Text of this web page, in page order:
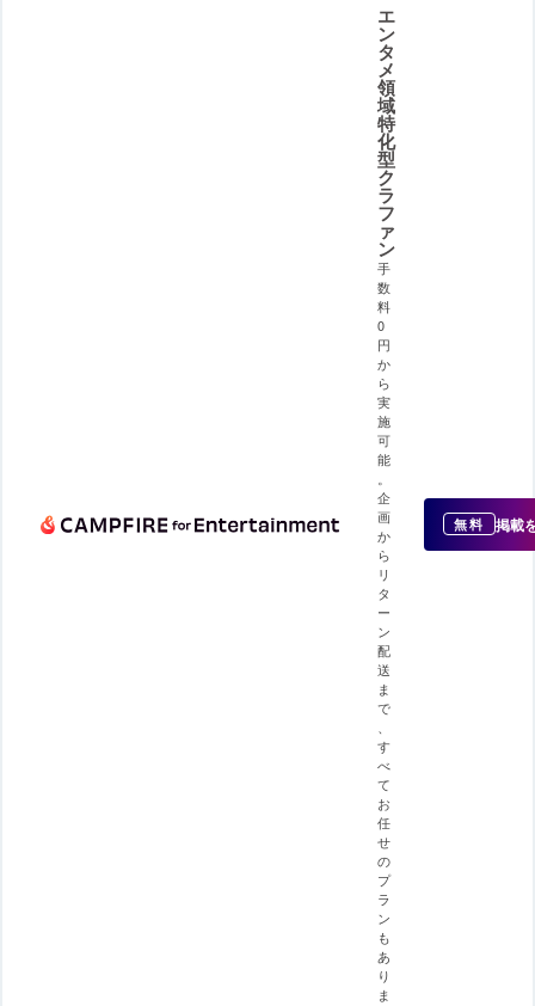
エ
ン
タ
メ
領
域
特
化
型
ク
ラ
フ
ァ
ン
手
数
料
0
円
か
ら
実
施
可
能
企
画
か
ら
リ
タ
ー
ン
配
送
ま
で
す
べ
て
お
任
せ
の
プ
ラ
ン
も
あ
り
ま
無料 掲載